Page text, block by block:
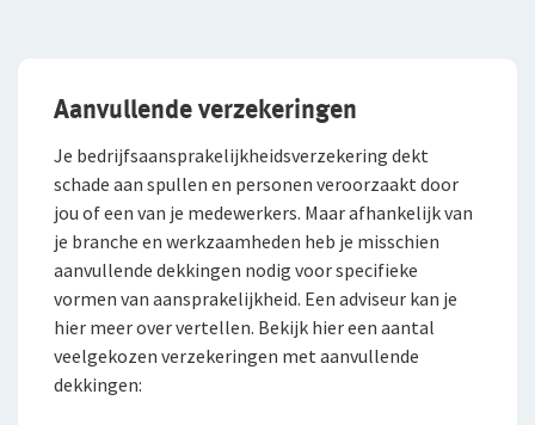
Aanvullende verzekeringen
Je bedrijfsaansprakelijkheidsverzekering dekt
schade aan spullen en personen veroorzaakt door
jou of een van je medewerkers. Maar afhankelijk van
je branche en werkzaamheden heb je misschien
aanvullende dekkingen nodig voor specifieke
vormen van aansprakelijkheid. Een adviseur kan je
hier meer over vertellen. Bekijk hier een aantal
veelgekozen verzekeringen met aanvullende
dekkingen: